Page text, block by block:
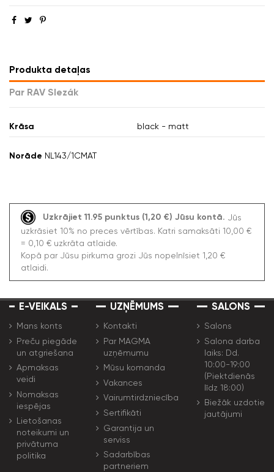
Produkta detaļas
Par RAV Slezák
Krāsa black - matt
Norāde NL143/1CMAT
Uzkrājiet 11.95 punktus (1,20 €) Jūsu kontā. Jūs
uzkrāsiet 10% no preces vērtības. Katri samaksāti 10,00 €
= 0,10 € uzkrāta atlaide.
Kopā par Jūsu pirkuma grozi Jūs nopelnīsiet 1,20 €
atlaidi.
E-VEIKALS
Mans konts
Preču piegāde
un atgriešana
Apmaksas
veidi
Nomaksas
iespējas
Lietošanas
noteikumi un
privātuma
politika
UZŅĒMUMS
Kontakti
Par MAGMA
uzņēmumu
Mūsu komanda
Vakances
Vairumtirdzniecība
Sertifikāti
Garantija un
serviss
Sadarbības
partneriem
SALONS
Salons
Salona darba
laiks: Dd.
10:00-19:00
(Piektdienās
līdz 18:00)
Biežāk uzdotie
jautājumi